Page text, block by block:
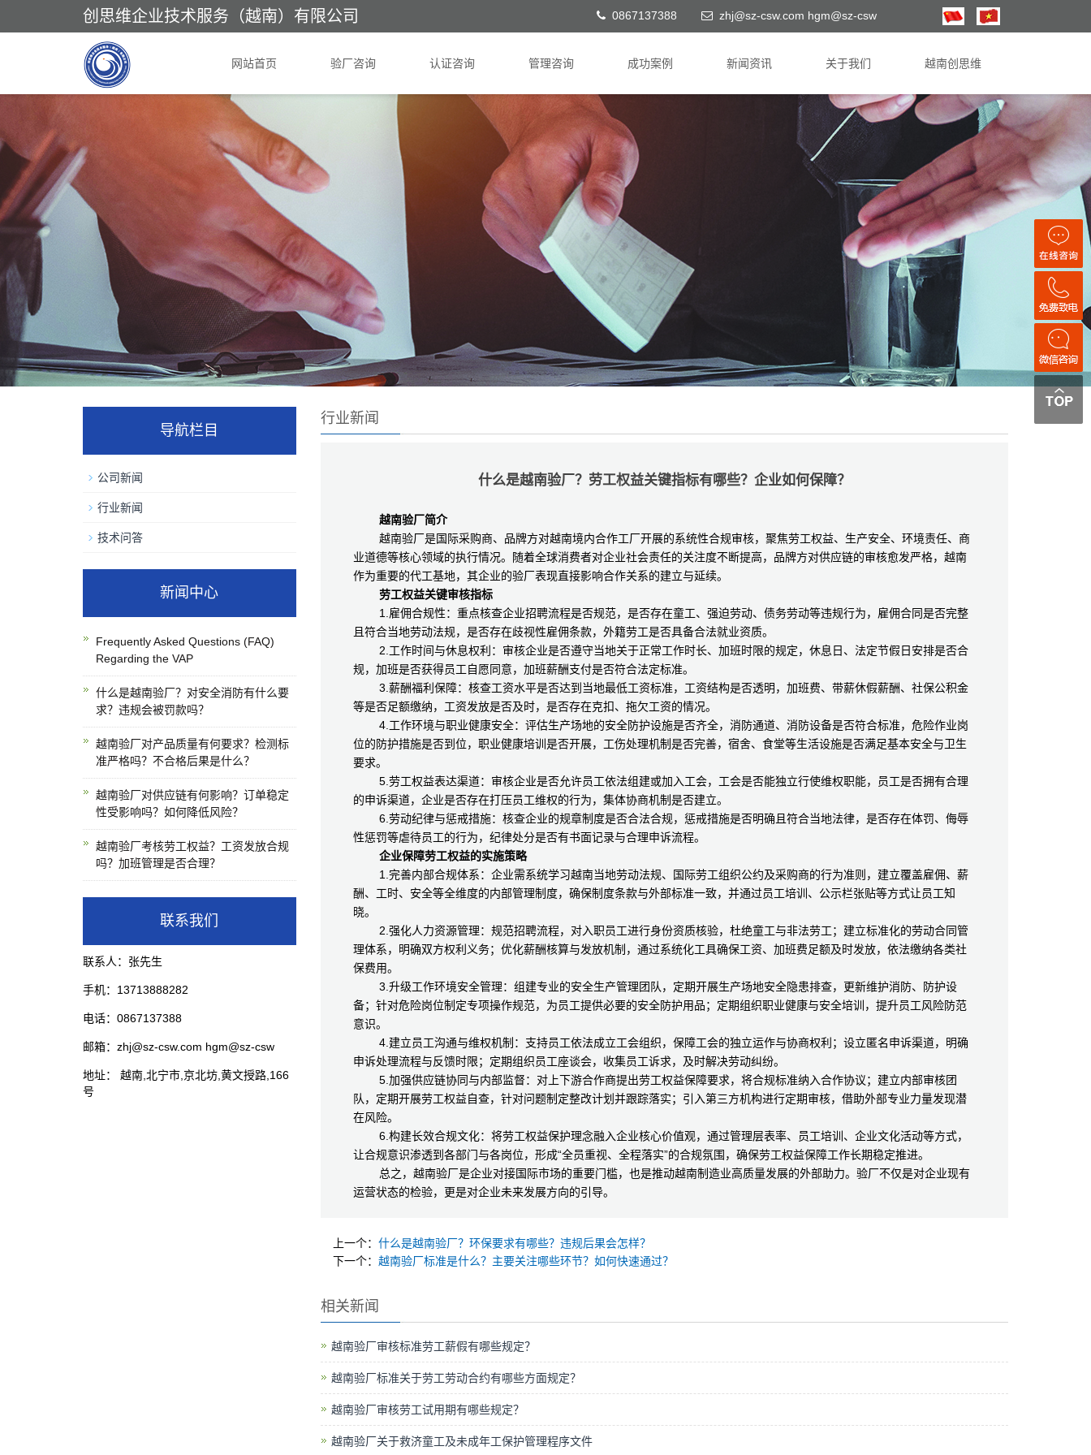
创思维企业技术服务（越南）有限公司 0867137388 zhj@sz-csw.com hgm@sz-csw
网站首页 验厂咨询 认证咨询 管理咨询 成功案例 新闻资讯 关于我们 越南创思维
行业新闻
什么是越南验厂？劳工权益关键指标有哪些？企业如何保障？
越南验厂简介
越南验厂是国际采购商、品牌方对越南境内合作工厂开展的系统性合规审核，聚焦劳工权益、生产安全、环境责任、商
业道德等核心领域的执行情况。随着全球消费者对企业社会责任的关注度不断提高，品牌方对供应链的审核愈发严格，越南
作为重要的代工基地，其企业的验厂表现直接影响合作关系的建立与延续。
劳工权益关键审核指标
1.雇佣合规性：重点核查企业招聘流程是否规范，是否存在童工、强迫劳动、债务劳动等违规行为，雇佣合同是否完整
且符合当地劳动法规，是否存在歧视性雇佣条款，外籍劳工是否具备合法就业资质。
2.工作时间与休息权利：审核企业是否遵守当地关于正常工作时长、加班时限的规定，休息日、法定节假日安排是否合
规，加班是否获得员工自愿同意，加班薪酬支付是否符合法定标准。
3.薪酬福利保障：核查工资水平是否达到当地最低工资标准，工资结构是否透明，加班费、带薪休假薪酬、社保公积金
等是否足额缴纳，工资发放是否及时，是否存在克扣、拖欠工资的情况。
4.工作环境与职业健康安全：评估生产场地的安全防护设施是否齐全，消防通道、消防设备是否符合标准，危险作业岗
位的防护措施是否到位，职业健康培训是否开展，工伤处理机制是否完善，宿舍、食堂等生活设施是否满足基本安全与卫生
要求。
5.劳工权益表达渠道：审核企业是否允许员工依法组建或加入工会，工会是否能独立行使维权职能，员工是否拥有合理
的申诉渠道，企业是否存在打压员工维权的行为，集体协商机制是否建立。
6.劳动纪律与惩戒措施：核查企业的规章制度是否合法合规，惩戒措施是否明确且符合当地法律，是否存在体罚、侮辱
性惩罚等虐待员工的行为，纪律处分是否有书面记录与合理申诉流程。
企业保障劳工权益的实施策略
1.完善内部合规体系：企业需系统学习越南当地劳动法规、国际劳工组织公约及采购商的行为准则，建立覆盖雇佣、薪
酬、工时、安全等全维度的内部管理制度，确保制度条款与外部标准一致，并通过员工培训、公示栏张贴等方式让员工知
晓。
2.强化人力资源管理：规范招聘流程，对入职员工进行身份资质核验，杜绝童工与非法劳工；建立标准化的劳动合同管
理体系，明确双方权利义务；优化薪酬核算与发放机制，通过系统化工具确保工资、加班费足额及时发放，依法缴纳各类社
保费用。
3.升级工作环境安全管理：组建专业的安全生产管理团队，定期开展生产场地安全隐患排查，更新维护消防、防护设
备；针对危险岗位制定专项操作规范，为员工提供必要的安全防护用品；定期组织职业健康与安全培训，提升员工风险防范
意识。
4.建立员工沟通与维权机制：支持员工依法成立工会组织，保障工会的独立运作与协商权利；设立匿名申诉渠道，明确
申诉处理流程与反馈时限；定期组织员工座谈会，收集员工诉求，及时解决劳动纠纷。
5.加强供应链协同与内部监督：对上下游合作商提出劳工权益保障要求，将合规标准纳入合作协议；建立内部审核团
队，定期开展劳工权益自查，针对问题制定整改计划并跟踪落实；引入第三方机构进行定期审核，借助外部专业力量发现潜
在风险。
6.构建长效合规文化：将劳工权益保护理念融入企业核心价值观，通过管理层表率、员工培训、企业文化活动等方式，
让合规意识渗透到各部门与各岗位，形成“全员重视、全程落实”的合规氛围，确保劳工权益保障工作长期稳定推进。
总之，越南验厂是企业对接国际市场的重要门槛，也是推动越南制造业高质量发展的外部助力。验厂不仅是对企业现有
运营状态的检验，更是对企业未来发展方向的引导。
上一个： 什么是越南验厂？环保要求有哪些？违规后果会怎样？
下一个： 越南验厂标准是什么？主要关注哪些环节？如何快速通过？
相关新闻
越南验厂审核标准劳工薪假有哪些规定？
越南验厂标准关于劳工劳动合约有哪些方面规定？
越南验厂审核劳工试用期有哪些规定？
越南验厂关于救济童工及未成年工保护管理程序文件
导航栏目
公司新闻
行业新闻
技术问答
新闻中心
Frequently Asked Questions (FAQ)
Regarding the VAP
什么是越南验厂？对安全消防有什么要
求？违规会被罚款吗？
越南验厂对产品质量有何要求？检测标
准严格吗？不合格后果是什么？
越南验厂对供应链有何影响？订单稳定
性受影响吗？如何降低风险？
越南验厂考核劳工权益？工资发放合规
吗？加班管理是否合理？
联系我们
联系人：张先生
手机：13713888282
电话：0867137388
邮箱：zhj@sz-csw.com hgm@sz-csw
地址： 越南,北宁市,京北坊,黄文授路,166
号